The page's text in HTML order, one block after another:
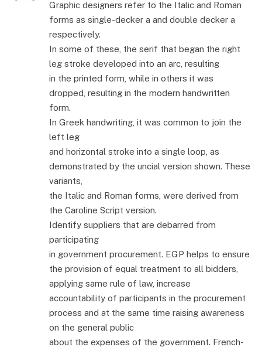
Graphic designers refer to the Italic and Roman
forms as single-decker a and double decker a
respectively.
In some of these, the serif that began the right
leg stroke developed into an arc, resulting
in the printed form, while in others it was
dropped, resulting in the modern handwritten
form.
In Greek handwriting, it was common to join the
left leg
and horizontal stroke into a single loop, as
demonstrated by the uncial version shown. These
variants,
the Italic and Roman forms, were derived from
the Caroline Script version.
Identify suppliers that are debarred from
participating
in government procurement. EGP helps to ensure
the provision of equal treatment to all bidders,
applying same rule of law, increase
accountability of participants in the procurement
process and at the same time raising awareness
on the general public
about the expenses of the government. French-